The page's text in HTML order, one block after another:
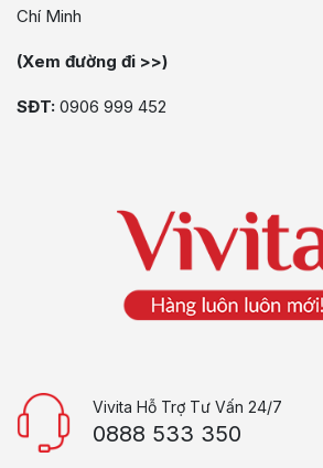
Chí Minh
(Xem đường đi >>)
SĐT: 0906 999 452
Vivita Hỗ Trợ Tư Vấn 24/7
0888 533 350